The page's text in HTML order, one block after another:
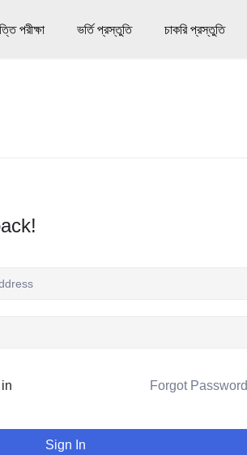
পরীক্ষা ভর্তি প্রস্তুতি চাকরি প্রস্তুতি
Forgot
Sign In